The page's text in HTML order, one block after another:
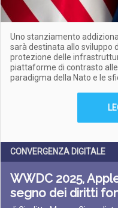
Uno stanziamento
sarà destinata allo sviluppo
protezione delle
piattaforme di contrasto
paradigma della Nato e le
CONVERGENZA DIGITALE
WWDC 2025,
segno dei diritti